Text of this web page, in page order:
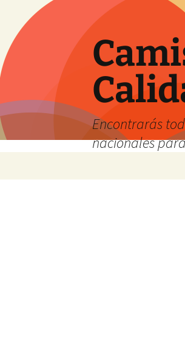
Encontrarás
nacionales